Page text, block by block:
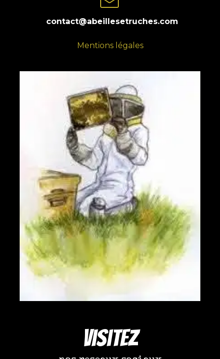
contact@abeillesetruches.com
Mentions légales
Visitez